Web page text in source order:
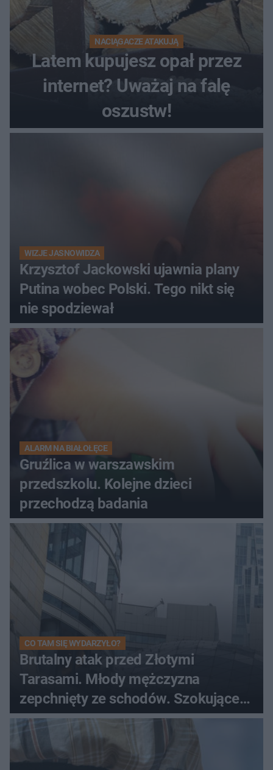
NACIĄGACZE ATAKUJĄ
Latem kupujesz opał przez
internet? Uważaj na falę
oszustw!
WIZJE JASNOWIDZA
Krzysztof Jackowski ujawnia plany
Putina wobec Polski. Tego nikt się
nie spodziewał
ALARM NA BIAŁOŁĘCE
Gruźlica w warszawskim
przedszkolu. Kolejne dzieci
przechodzą badania
CO TAM SIĘ WYDARZYŁO?
Brutalny atak przed Złotymi
Tarasami. Młody mężczyzna
zepchnięty ze schodów. Szokujące
nagranie krąży po sieci